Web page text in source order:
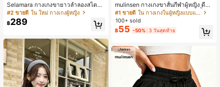
Selamara กางเกงขายาวลำลองสไตล์โ
บฮีเมียนสำหรับพักผ่อน สีกากี ผิวสัมผัส
มีเท็กซ์เจอร์ เอวสูงทรงหลวม เอวยางยืด
พร้อมเชือกรูด ทรงขาตรงทิ้งตัว ขากว้า
ดินทาง
#2 ขายดี ใน ใหม่ กางเกงผู้หญิง
฿289
mulinsen กางเกงขาสั้นกีฬาผู้หญิง ดีไซ
น์ปลายเปิด เอวยืดหยุ่น กางเกงขาสั้น
ลำลองกีฬาฤดูร้อน ความยาว 3/4
#1 ขายดี
ใน กางเกงในผู้หญิงแบบแอคทีฟ
100+ sold
฿55 -50% 3 วันสุดท้าย